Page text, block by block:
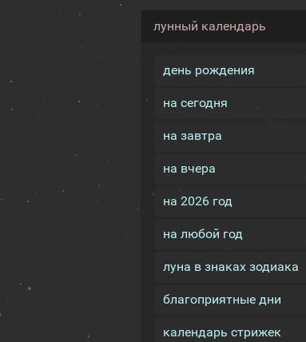
лунный календарь
день рождения
на сегодня
на завтра
на вчера
на 2026 год
на любой год
луна в знаках зодиака
благоприятные дни
календарь стрижек